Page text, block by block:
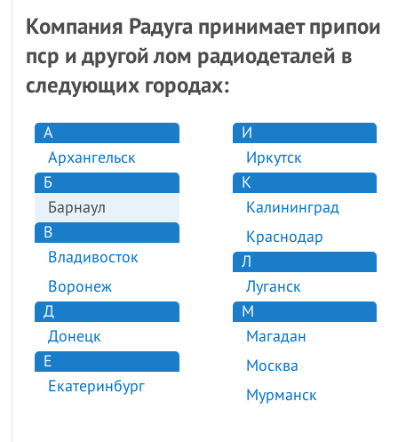
Компания Радуга принимает припои
пср и другой лом радиодеталей в
следующих городах:
А
Архангельск
Б
Барнаул
В
Владивосток
Воронеж
Д
Донецк
Е
Екатеринбург
И
Иркутск
К
Калининград
Краснодар
Л
Луганск
М
Магадан
Москва
Мурманск